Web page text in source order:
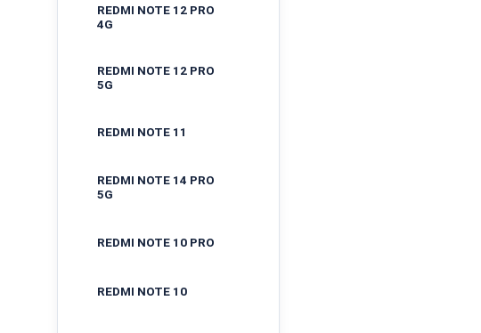
REDMI NOTE 12 PRO
4G
REDMI NOTE 12 PRO
5G
REDMI NOTE 11
REDMI NOTE 14 PRO
5G
REDMI NOTE 10 PRO
REDMI NOTE 10